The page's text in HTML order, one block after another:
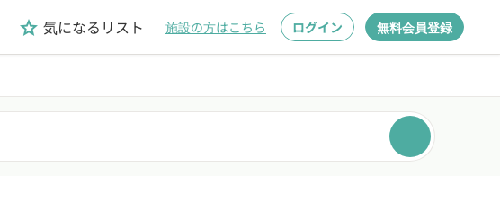
grade 気になるリスト 施設の方はこちら ログイン 無料会員登録